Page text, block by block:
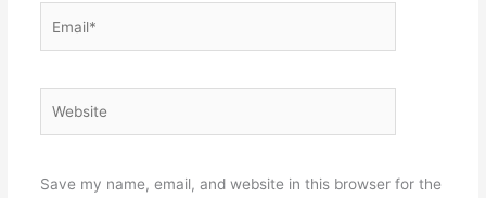
Save my name, email, and website in this browser for the